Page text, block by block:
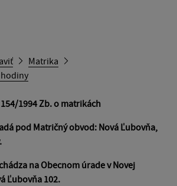
Matrika
1994 Zb. o matrikách
pod Matričný obvod: Nová Ľubovňa,
na Obecnom úrade v Novej
Ľubovňa 102.